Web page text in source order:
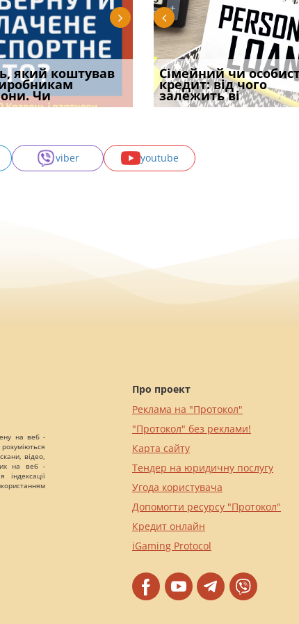
встановив для
шкоди
Документи, на яких не
проставляється
апостиль: пер
який коштував
Чи
Огляд практики ВС від
Ростислава Кравця, що
опублі
ФОП
у 2026 році:
засто
Сімейний чи
кредит: від чого
залежить ві
Восьмий ААС
підтвердив, що
може скас
viber youtube
на веб -
відео,
на веб -
індексації
Про проект
Реклама на "Протокол"
"Протокол" без реклами!
Карта сайту
Тендер на юридичну послугу
Угода користувача
Допомогти ресурсу "Протокол"
Кредит онлайн
iGaming Protocol